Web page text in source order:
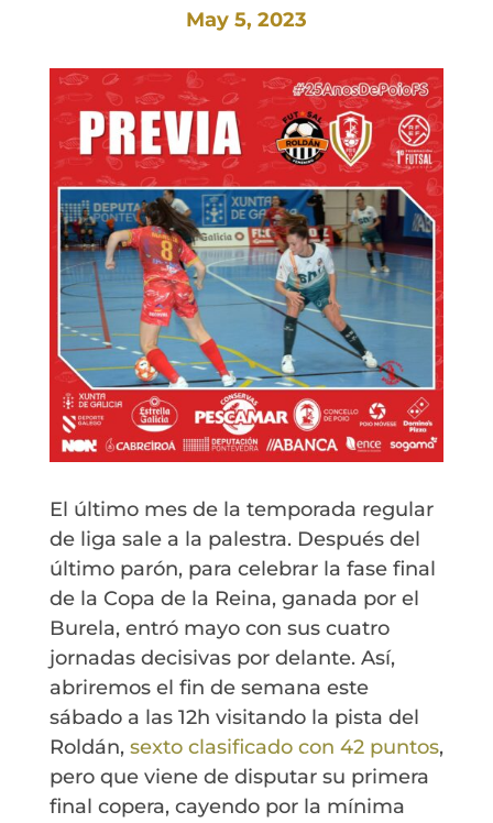
May 5, 2023
El último mes de la temporada regular
de liga sale a la palestra. Después del
último parón, para celebrar la fase final
de la Copa de la Reina, ganada por el
Burela, entró mayo con sus cuatro
jornadas decisivas por delante. Así,
abriremos el fin de semana este
sábado a las 12h visitando la pista del
Roldán, sexto clasificado con 42 puntos,
pero que viene de disputar su primera
final copera, cayendo por la mínima